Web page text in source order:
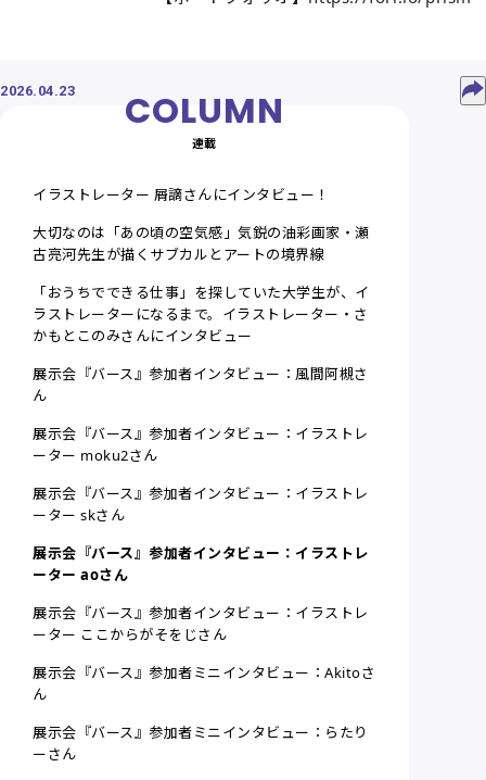
2026.04.23
連載
イラストレーター 屑謫さんにインタビュー！
大切なのは「あの頃の空気感」気鋭の油彩画家・瀬
古亮河先生が描くサブカルとアートの境界線
「おうちでできる仕事」を探していた大学生が、イ
ラストレーターになるまで。イラストレーター・さ
かもとこのみさんにインタビュー
展示会『バース』参加者インタビュー：風間阿槻さ
ん
展示会『バース』参加者インタビュー：イラストレ
ーター moku2さん
展示会『バース』参加者インタビュー：イラストレ
ーター skさん
展示会『バース』参加者インタビュー：イラストレ
ーター aoさん
展示会『バース』参加者インタビュー：イラストレ
ーター ここからがそをじさん
展示会『バース』参加者ミニインタビュー：Akitoさ
ん
展示会『バース』参加者ミニインタビュー：らたり
ーさん